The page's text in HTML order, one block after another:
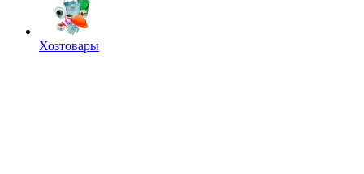
Хозтовары